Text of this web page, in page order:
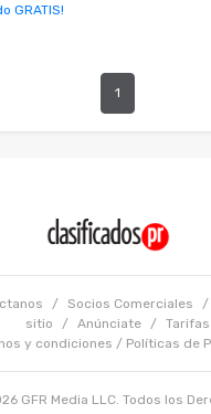
GRATIS!
1
/ Socios Comerciales /
sitio
/ Anúnciate /
Tarifas
y condiciones / Políticas de
GFR Media LLC. Todos los